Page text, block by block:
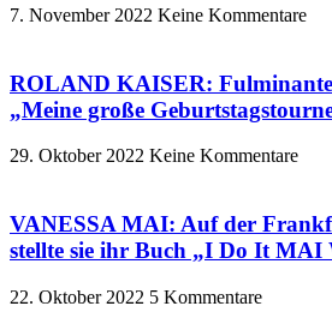
7. November 2022 Keine Kommentare
ROLAND KAISER:
„Meine große
29. Oktober 2022 Keine Kommentare
VANESSA MAI: Auf der
stellte sie ihr Buch „I Do It MAI
22. Oktober 2022 5 Kommentare